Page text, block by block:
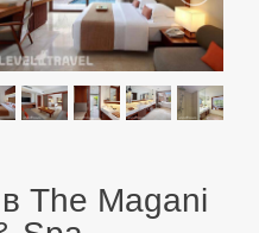
The Magani